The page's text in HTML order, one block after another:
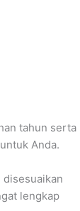
tahun serta
Anda.
disesuaikan
lengkap